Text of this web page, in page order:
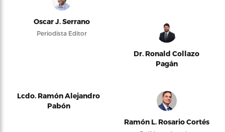
Oscar J. Serrano
Periodista Editor
Dr. Ronald Collazo
Pagán
Lcdo. Ramón Alejandro
Pabón
Ramón L. Rosario Cortés